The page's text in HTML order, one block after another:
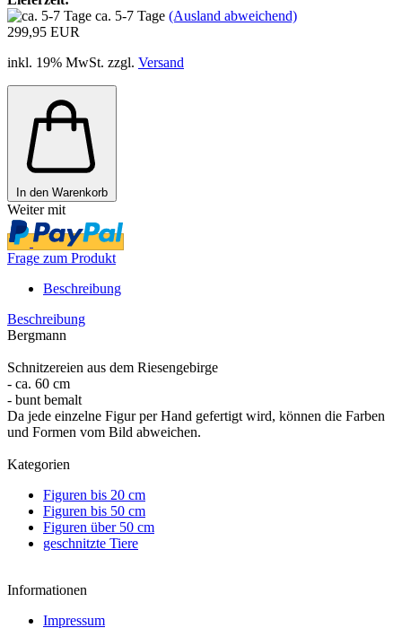
ca. 5-7 Tage (Ausland abweichend)
299,95 EUR
inkl. 19% MwSt. zzgl. Versand
In den Warenkorb
Weiter mit
Frage zum Produkt
Beschreibung
Beschreibung
Bergmann
Schnitzereien aus dem Riesengebirge
- ca. 60 cm
- bunt bemalt
Da jede einzelne Figur per Hand gefertigt wird, können die Farben
und Formen vom Bild abweichen.
Kategorien
Figuren bis 20 cm
Figuren bis 50 cm
Figuren über 50 cm
geschnitzte Tiere
Informationen
Impressum